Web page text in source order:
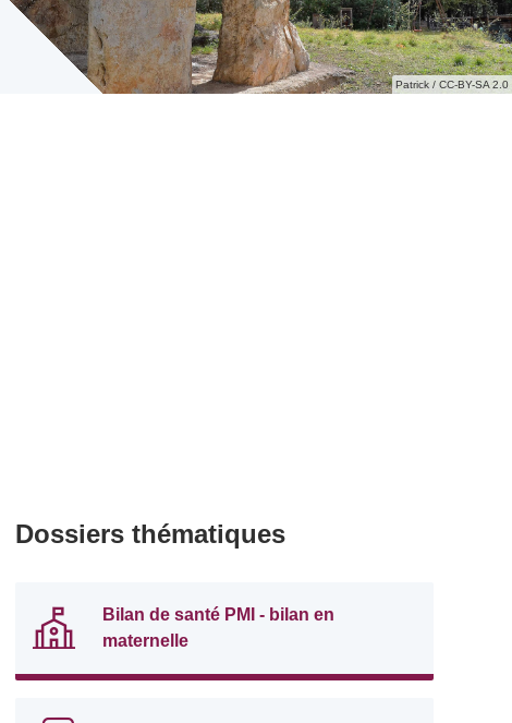
Patrick / CC-BY-SA 2.0
Dossiers thématiques
Bilan de santé PMI - bilan en
maternelle